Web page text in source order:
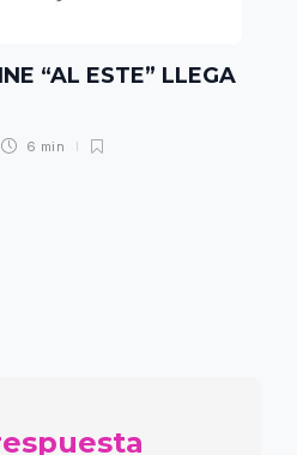
“AL ESTE” LLEGA
6 min